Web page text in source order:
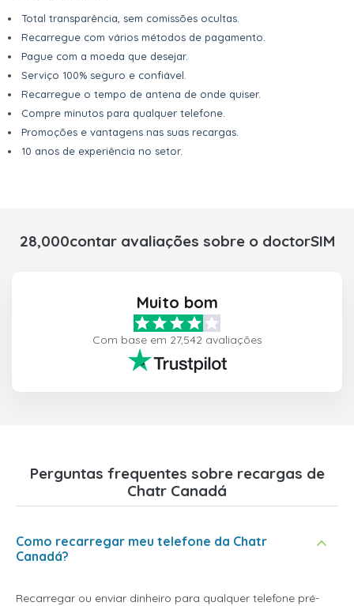
Total transparência, sem comissões ocultas.
Recarregue com vários métodos de pagamento.
Pague com a moeda que desejar.
Serviço 100% seguro e confiável.
Recarregue o tempo de antena de onde quiser.
Compre minutos para qualquer telefone.
Promoções e vantagens nas suas recargas.
10 anos de experiência no setor.
28,000contar avaliações sobre o doctorSIM
Muito bom
Com base em 27,542 avaliações
Perguntas frequentes sobre recargas de
Chatr Canadá
Como recarregar meu telefone da Chatr
Canadá?
Recarregar ou enviar dinheiro para qualquer telefone pré-